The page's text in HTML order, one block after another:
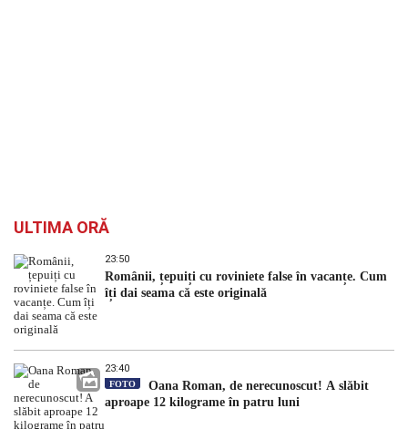
ULTIMA ORĂ
23:50
Românii, țepuiți cu roviniete false în vacanțe. Cum
îți dai seama că este originală
23:40
FOTO
Oana Roman, de nerecunoscut! A slăbit
aproape 12 kilograme în patru luni